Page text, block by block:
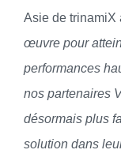
Asie de trinamiX
œuvre pour
performances
nos partenaires
désormais plus
solution dans